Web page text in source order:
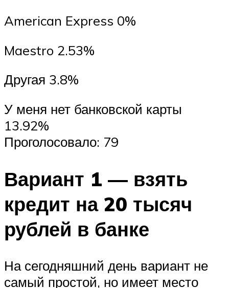
American Express 0%
Maestro 2.53%
Другая 3.8%
У меня нет банковской карты
13.92%
Проголосовало: 79
Вариант 1 — взять
кредит на 20 тысяч
рублей в банке
На сегодняшний день вариант не
самый простой, но имеет место